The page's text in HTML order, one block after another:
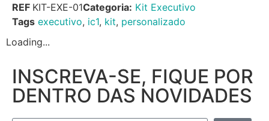
REF KIT-EXE-01Categoria: Kit Executivo
Tags executivo, ic1, kit, personalizado
Loading...
INSCREVA-SE, FIQUE POR
DENTRO DAS NOVIDADES